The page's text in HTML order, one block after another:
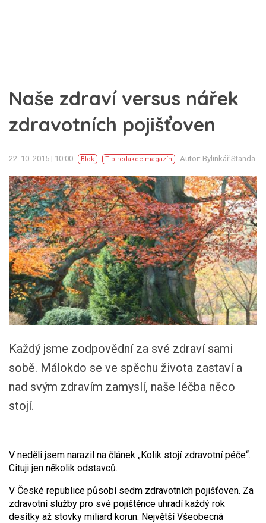
Naše zdraví versus nářek
zdravotních pojišťoven
22. 10. 2015 | 10:00 Blok Tip redakce magazín Autor: Bylinkář Standa
Každý jsme zodpovědní za své zdraví sami
sobě. Málokdo se ve spěchu života zastaví a
nad svým zdravím zamyslí, naše léčba něco
stojí.
V neděli jsem narazil na článek „Kolik stojí zdravotní péče“.
Cituji jen několik odstavců.
V České republice působí sedm zdravotních pojišťoven. Za
zdravotní služby pro své pojištěnce uhradí každý rok
desítky až stovky miliard korun. Největší Všeobecná